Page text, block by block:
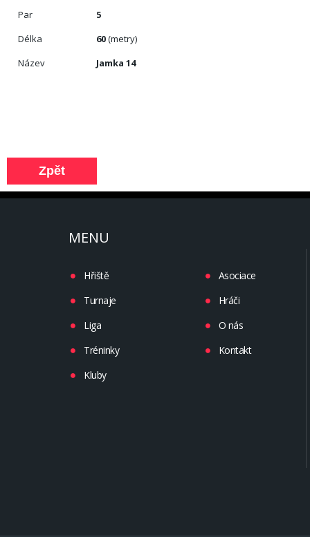
Par
5
Délka
60(metry)
Název
Jamka 14
MENU
Hřiště
Turnaje
Liga
Tréninky
Kluby
Asociace
Hráči
O nás
Kontakt